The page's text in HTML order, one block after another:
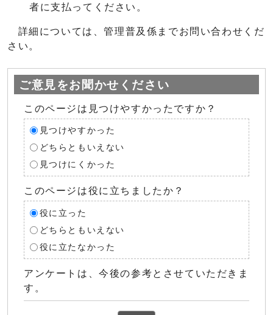
者に支払ってください。
詳細については、管理普及係までお問い合わせくだ
さい。
ご意見をお聞かせください
このページは見つけやすかったですか？
見つけやすかった
どちらともいえない
見つけにくかった
このページは役に立ちましたか？
役に立った
どちらともいえない
役に立たなかった
アンケートは、今後の参考とさせていただきま
す。